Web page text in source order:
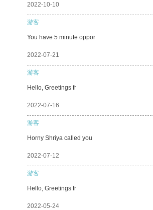
2022-10-10
游客
You have 5 minute oppor
2022-07-21
游客
Hello, Greetings fr
2022-07-16
游客
Horny Shriya called you
2022-07-12
游客
Hello, Greetings fr
2022-05-24